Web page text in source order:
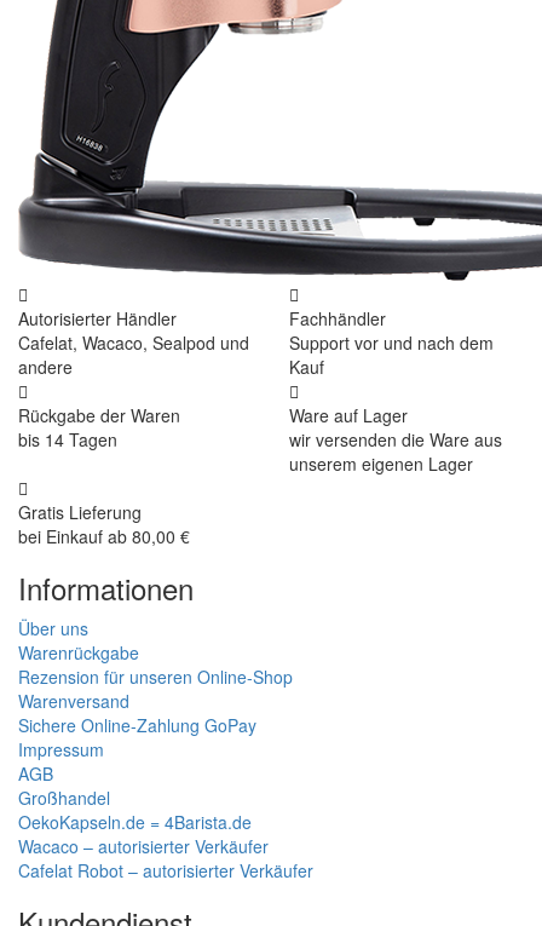
Autorisierter Händler
Cafelat, Wacaco, Sealpod und
andere
Fachhändler
Support vor und nach dem
Kauf
Rückgabe der Waren
bis 14 Tagen
Ware auf Lager
wir versenden die Ware aus
unserem eigenen Lager
Gratis Lieferung
bei Einkauf ab 80,00 €
Informationen
Über uns
Warenrückgabe
Rezension für unseren Online-Shop
Warenversand
Sichere Online-Zahlung GoPay
Impressum
AGB
Großhandel
OekoKapseln.de = 4Barista.de
Wacaco – autorisierter Verkäufer
Cafelat Robot – autorisierter Verkäufer